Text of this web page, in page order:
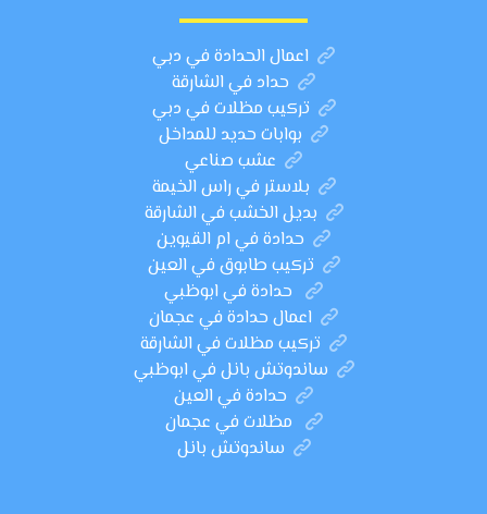
اعمال الحدادة في دبي
حداد في الشارقة
تركيب مظلات في دبي
بوابات حديد للمداخل
عشب صناعي
بلاستر في راس الخيمة
بديل الخشب في الشارقة
حدادة في ام القيوين
تركيب طابوق في العين
حدادة في ابوظبي
اعمال حدادة في عجمان
تركيب مظلات في الشارقة
ساندوتش بانل في ابوظبي
حدادة في العين
مظلات في عجمان
ساندوتش بانل